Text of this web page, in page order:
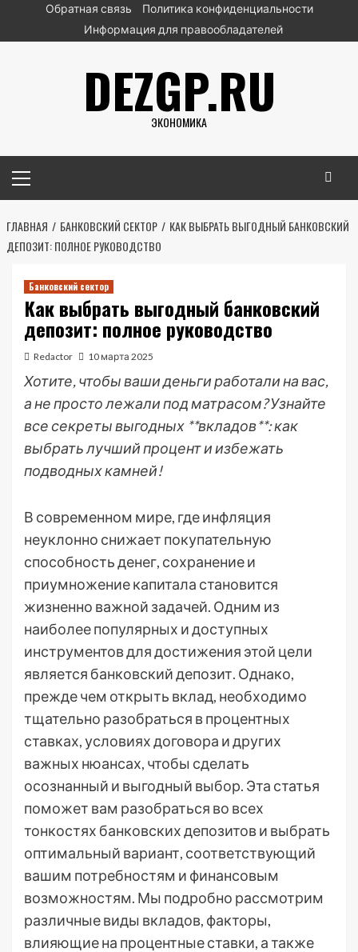
ПерейтиОбратная связь
Политика конфиденциальности
Информация для правообладателей
DEZGP.RU
ЭКОНОМИКА
меню
ГЛАВНАЯ БАНКОВСКИЙ СЕКТОР
КАК ВЫБРАТЬ ВЫГОДНЫЙ БАНКОВСКИЙ
ДЕПОЗИТ: ПОЛНОЕ РУКОВОДСТВО
Банковский сектор
Как выбрать выгодный банковский
депозит: полное руководство
Redactor 10 марта 2025
Хотите, чтобы ваши деньги работали на вас,
а не просто лежали под матрасом? Узнайте
все секреты выгодных **вкладов**: как
выбрать лучший процент и избежать
подводных камней!
В современном мире, где инфляция
неуклонно снижает покупательную
способность денег, сохранение и
приумножение капитала становится
жизненно важной задачей. Одним из
наиболее популярных и доступных
инструментов для достижения этой цели
является банковский депозит. Однако,
прежде чем открыть вклад, необходимо
тщательно разобраться в процентных
ставках, условиях договора и других
важных нюансах, чтобы сделать
осознанный и выгодный выбор. Эта статья
поможет вам разобраться во всех
тонкостях банковских депозитов и выбрать
оптимальный вариант, соответствующий
вашим потребностям и финансовым
возможностям. Мы подробно рассмотрим
различные виды вкладов, факторы,
влияющие на процентные ставки, а также